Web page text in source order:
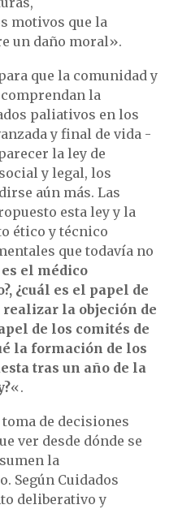
motivos que la
un daño moral».
que la comunidad y
la
paliativos en los
y final de vida -
la ley de
y legal, los
aún más. Las
esta ley y la
ético y técnico
que todavía no
el médico
¿cuál es el papel de
realizar la objeción de
de los comités de
la formación de los
tras un año de la
«.
de decisiones
ver desde dónde se
la
Según Cuidados
deliberativo y